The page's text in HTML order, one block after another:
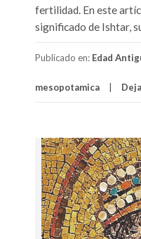
fertilidad. En este
significado de Ishtar,
Publicado en: Edad
mesopotamica